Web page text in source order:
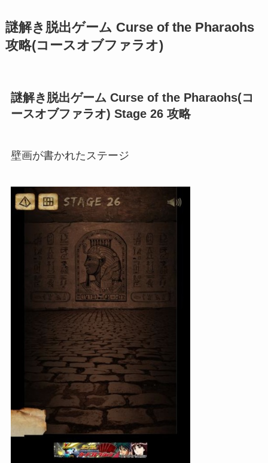
謎解き脱出ゲーム Curse of the Pharaohs
攻略(コースオブファラオ)
謎解き脱出ゲーム Curse of the Pharaohs(コ
ースオブファラオ) Stage 26 攻略
壁画が書かれたステージ